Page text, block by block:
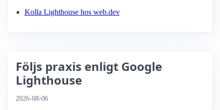
Kolla Lighthouse hos web.dev
Följs praxis enligt Google
Lighthouse
2026-08-06